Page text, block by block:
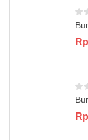
Rp
Rp